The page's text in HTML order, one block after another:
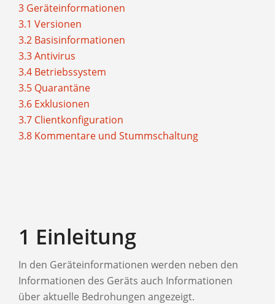
3 Geräteinformationen
3.1 Versionen
3.2 Basisinformationen
3.3 Antivirus
3.4 Betriebssystem
3.5 Quarantäne
3.6 Exklusionen
3.7 Clientkonfiguration
3.8 Kommentare und Stummschaltung
1 Einleitung
In den Geräteinformationen werden neben den
Informationen des Geräts auch Informationen
über aktuelle Bedrohungen angezeigt.